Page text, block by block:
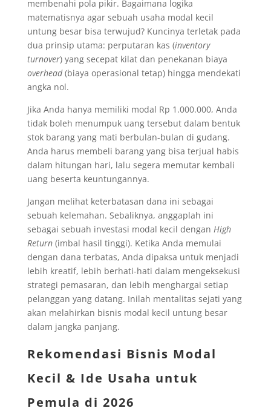
membenahi pola pikir. Bagaimana logika
matematisnya agar sebuah usaha modal kecil
untung besar bisa terwujud? Kuncinya terletak pada
dua prinsip utama: perputaran kas (inventory
turnover) yang secepat kilat dan penekanan biaya
overhead(biaya operasional tetap) hingga mendekati
angka nol.
Jika Anda hanya memiliki modal Rp 1.000.000, Anda
tidak boleh menumpuk uang tersebut dalam bentuk
stok barang yang mati berbulan-bulan di gudang.
Anda harus membeli barang yang bisa terjual habis
dalam hitungan hari, lalu segera memutar kembali
uang beserta keuntungannya.
Jangan melihat keterbatasan dana ini sebagai
sebuah kelemahan. Sebaliknya, anggaplah ini
sebagai sebuah investasi modal kecil dengan High
Return(imbal hasil tinggi). Ketika Anda memulai
dengan dana terbatas, Anda dipaksa untuk menjadi
lebih kreatif, lebih berhati-hati dalam mengeksekusi
strategi pemasaran, dan lebih menghargai setiap
pelanggan yang datang. Inilah mentalitas sejati yang
akan melahirkan bisnis modal kecil untung besar
dalam jangka panjang.
Rekomendasi Bisnis Modal
Kecil & Ide Usaha untuk
Pemula di 2026